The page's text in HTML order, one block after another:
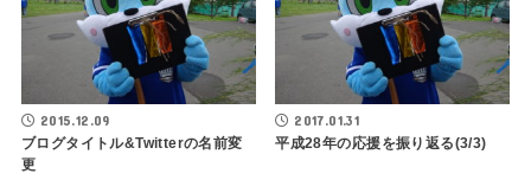
2015.12.09
ブログタイトル&Twitterの名前変
更
2017.01.31
平成28年の応援を振り返る(3/3)